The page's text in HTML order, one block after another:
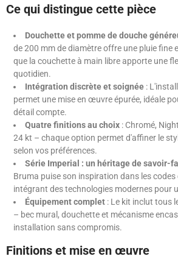
Ce qui distingue cette pièce
Douchette et pomme de douche
de 200 mm de diamètre offre une pluie fine
que la couchette à main libre apporte une
quotidien.
Intégration discrète et soignée :
permet une mise en œuvre épurée, idéale
détail compte.
Quatre finitions au choix : Chromé,
24 kt – chaque option permet d'affiner le
selon vos préférences.
Série Imperial : un héritage de savoir-
Bruma puise son inspiration dans les
intégrant des technologies modernes pour
Équipement complet : Le kit inclut tous
– bec mural, douchette et mécanisme
installation sans compromis.
Finitions et mise en œuvre